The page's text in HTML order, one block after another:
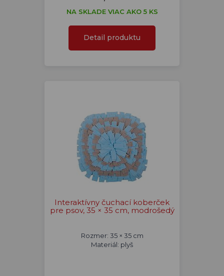
NA SKLADE VIAC AKO 5 KS
Detail produktu
Interaktívny čuchací koberček
pre psov, 35 × 35 cm, modrošedý
Rozmer: 35 × 35 cm
Materiál: plyš